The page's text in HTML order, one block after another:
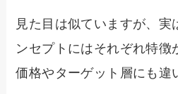
見た目は似ていますが、実
ンセプトにはそれぞれ特徴
価格やターゲット層にも違